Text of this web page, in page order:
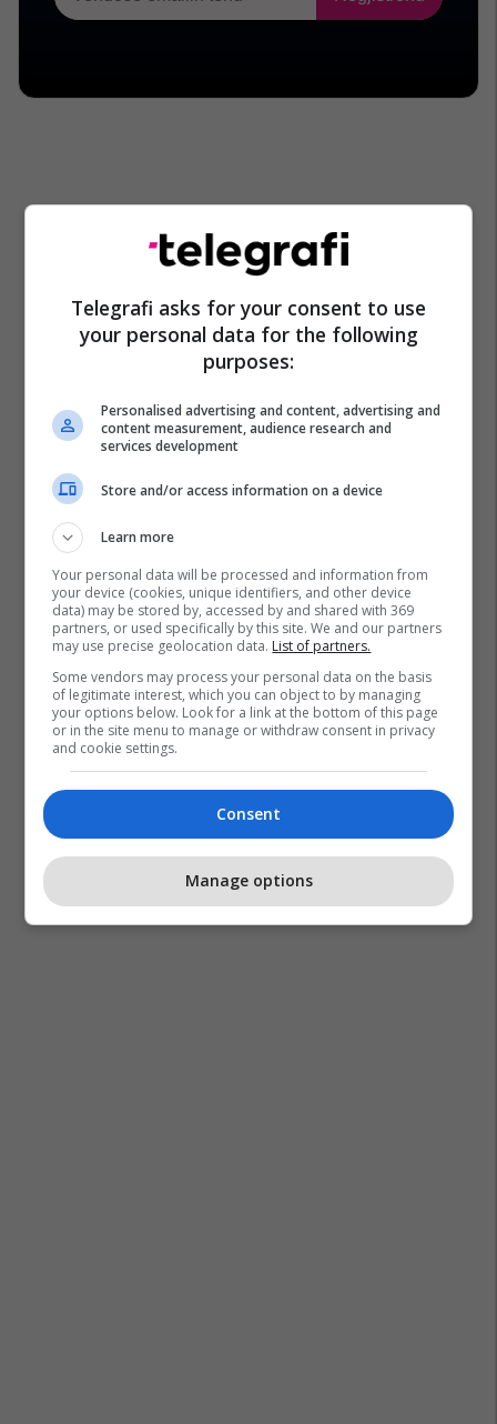
Telegrafi asks for your consent to use
your personal data for the following
purposes:
Personalised advertising and content, advertising and
content measurement, audience research and
services development
Store and/or access information on a device
Learn more
Your personal data will be processed and information from
your device (cookies, unique identifiers, and other device
data) may be stored by, accessed by and shared with 369
partners, or used specifically by this site. We and our partners
may use precise geolocation data. List of partners.
Some vendors may process your personal data on the basis
of legitimate interest, which you can object to by managing
your options below. Look for a link at the bottom of this page
or in the site menu to manage or withdraw consent in privacy
and cookie settings.
Consent
Manage options